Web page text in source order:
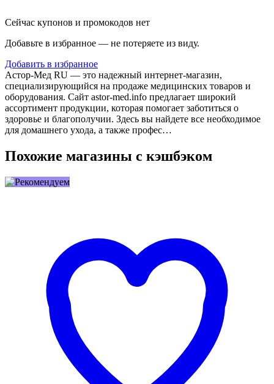
Сейчас купонов и промокодов нет
Добавьте в избранное — не потеряете из виду.
Добавить в избранное
Астор-Мед RU — это надежный интернет-магазин,
специализирующийся на продаже медицинских товаров и
оборудования. Сайт astor-med.info предлагает широкий
ассортимент продукции, которая помогает заботиться о
здоровье и благополучии. Здесь вы найдете все необходимое
для домашнего ухода, а также профес…
Похожие магазины с кэшбэком